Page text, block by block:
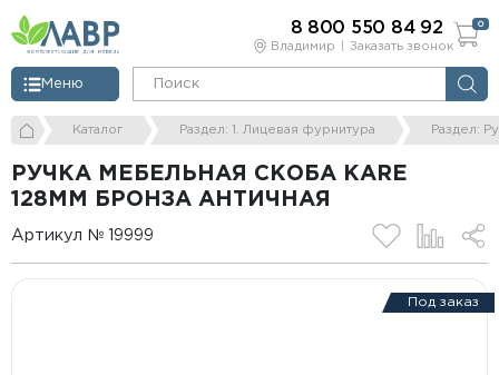
Владимир Заказать звонок
Меню
8 800 550 84 92 0
Каталог Раздел: 1. Лицевая фурнитура Раздел:
РУЧКА МЕБЕЛЬНАЯ СКОБА KARE
128ММ БРОНЗА АНТИЧНАЯ
Артикул № 19999
Под заказ